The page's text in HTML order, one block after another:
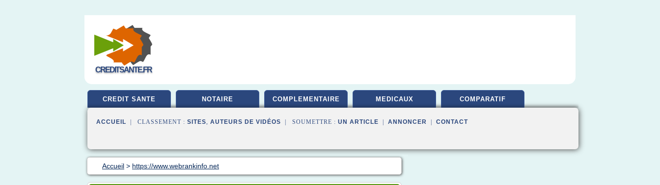
CREDITSANTE.FR
CREDIT SANTE NOTAIRE COMPLEMENTAIRE MEDICAUX COMPARATIF
ACCUEIL | CLASSEMENT : SITES, AUTEURS DE VIDÉOS | SOUMETTRE : UN ARTICLE ANNONCER CONTACT
Accueil > https://www.webrankinfo.net